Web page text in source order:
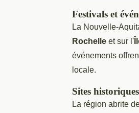
Festivals et
La Nouvelle-
Rochelle et sur l'
événements
locale.
Sites
La région abrite